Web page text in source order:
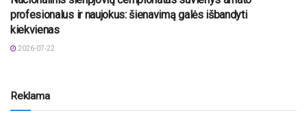
profesionalus ir naujokus: šienavimą galės išbandyti
kiekvienas
2026-07-22
Reklama